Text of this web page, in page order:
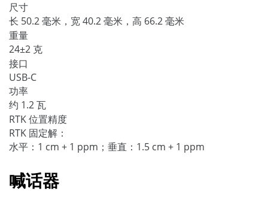
尺寸
长 50.2 毫米，宽 40.2 毫米，高 66.2 毫米
重量
24±2 克
接口
USB-C
功率
约 1.2 瓦
RTK 位置精度
RTK 固定解：
水平：1 cm + 1 ppm；垂直：1.5 cm + 1 ppm
喊话器